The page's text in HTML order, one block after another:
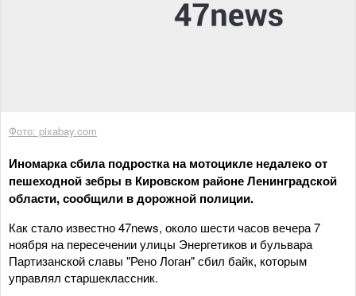
Фото: pixabay.com
Иномарка сбила подростка на мотоцикле недалеко от
пешеходной зебры в Кировском районе Ленинградской
области, сообщили в дорожной полиции.
Как стало известно 47news, около шести часов вечера 7
ноября на пересечении улицы Энергетиков и бульвара
Партизанской славы "Рено Логан" сбил байк, которым
управлял старшеклассник.